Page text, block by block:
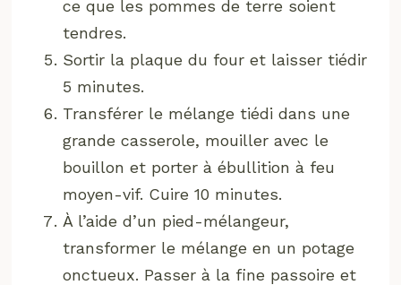
ce que les pommes de terre soient
tendres.
Sortir la plaque du four et laisser tiédir
5 minutes.
Transférer le mélange tiédi dans une
grande casserole, mouiller avec le
bouillon et porter à ébullition à feu
moyen-vif. Cuire 10 minutes.
À l’aide d’un pied-mélangeur,
transformer le mélange en un potage
onctueux. Passer à la fine passoire et